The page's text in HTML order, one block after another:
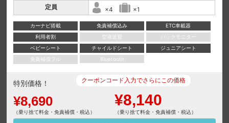
定員
×4 ×1
カーナビ搭載 免責補償込み
ETC車載器
利用者割
空港送迎
バックモニター
ベビーシート
チャイルドシート
ジュニアシート
免責補償フル
Bluetooth
特別価格！
¥8,690
（乗り捨て料金・免責補償・税込）
クーポンコード入力でさらにこの価格
¥8,140
（乗り捨て料金・免責補償・税込）